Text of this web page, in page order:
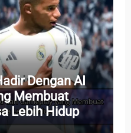
Dengan AI
Membuat
Lebih Hidup